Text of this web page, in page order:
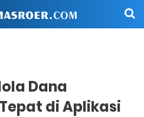
Dana
di Aplikasi